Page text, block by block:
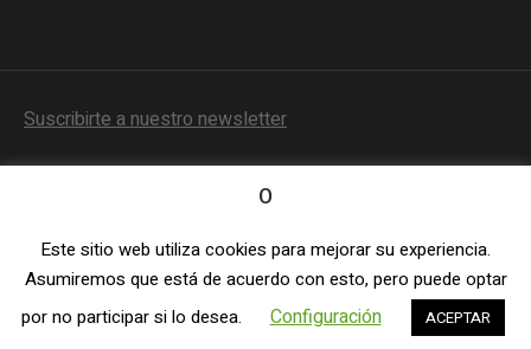
Suscribirte a nuestro newsletter
Política de Privacidad/ © 2023 AIMHE / Todos los
derechos reservados
0
Este sitio web utiliza cookies para mejorar su experiencia.
Asumiremos que está de acuerdo con esto, pero puede optar
por no participar si lo desea.
Configuración ACEPTAR